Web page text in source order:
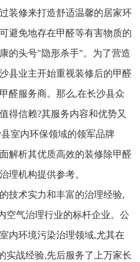
装修来打造舒适温馨的居家环
避免地存在甲醛等有害物质的
的头号"隐形杀手"。为了营造
县业主开始重视装修后的甲醛
醛服务商。那么,在长沙县众
得信赖?其服务内容和优势又
室内环保领域的领军品牌
解析其优质高效的装修除甲醛
理机构提供参考。
技术实力和丰富的治理经验,
空气治理行业的标杆企业。公
内环境污染治理领域,尤其在
实战经验,先后服务了上万家长